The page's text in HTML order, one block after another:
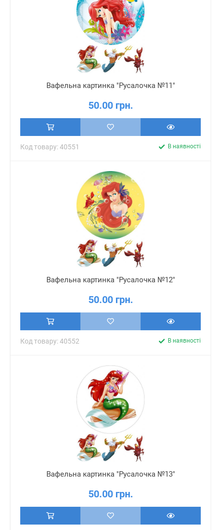
Вафельна картинка "Русалочка №11"
50.00 грн.
Код товару: 40551 В наявності
Вафельна картинка "Русалочка №12"
50.00 грн.
Код товару: 40552 В наявності
Вафельна картинка "Русалочка №13"
50.00 грн.